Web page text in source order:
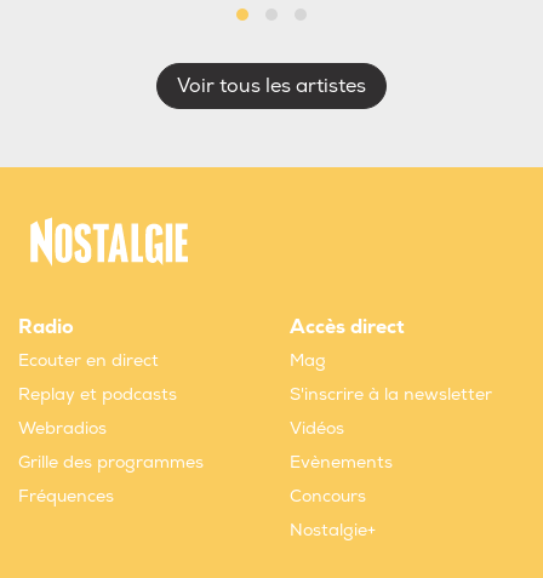
Voir tous les artistes
Radio
Ecouter en direct
Replay et podcasts
Webradios
Grille des programmes
Fréquences
Accès direct
Mag
S'inscrire à la newsletter
Vidéos
Evènements
Concours
Nostalgie+